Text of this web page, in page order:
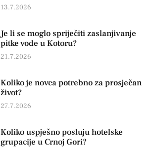
13.7.2026
Je li se moglo spriječiti zaslanjivanje
pitke vode u Kotoru?
21.7.2026
Koliko je novca potrebno za prosječan
život?
27.7.2026
Koliko uspješno posluju hotelske
grupacije u Crnoj Gori?